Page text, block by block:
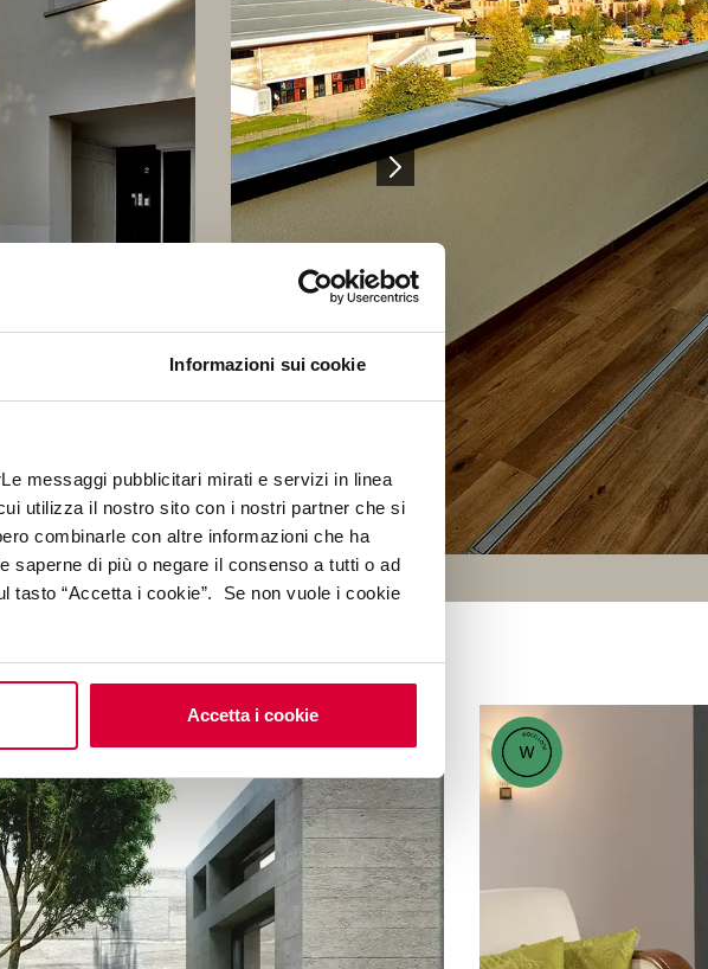
Informazioni sui cookie
messaggi pubblicitari mirati e servizi in linea
utilizza il nostro sito con i nostri partner che si
combinarle con altre informazioni che ha
di più o negare il consenso a tutti o ad
tasto “Accetta i cookie”. Se non vuole i cookie
Accetta i cookie